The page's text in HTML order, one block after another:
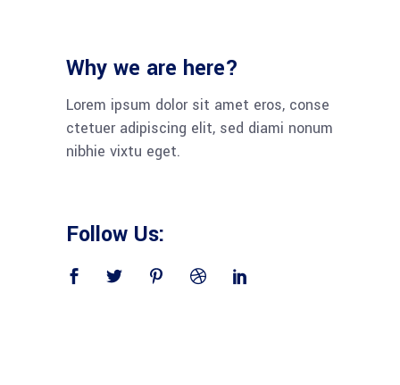
Why we are here?
Lorem ipsum dolor sit amet eros, conse
ctetuer adipiscing elit, sed diami nonum
nibhie vixtu eget.
Follow Us: